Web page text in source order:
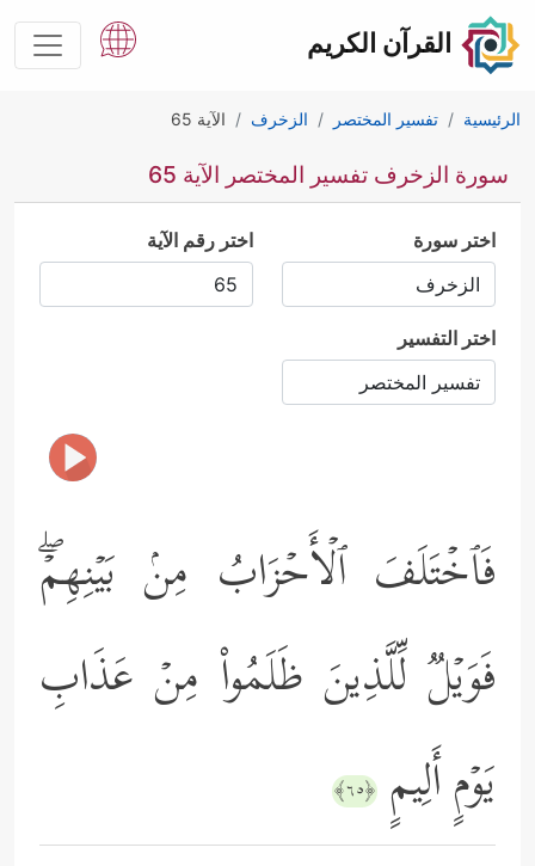
القرآن الكريم
الرئيسية تفسير المختصر الزخرف الآية 65
سورة الزخرف تفسير المختصر الآية 65
اختر سورة اختر رقم الآية
اختر التفسير
فَٱخۡتَلَفَ ٱلۡأَحۡزَابُ مِنۢ بَیۡنِهِمۡۖ
فَوَیۡلࣱ لِّلَّذِینَ ظَلَمُواْ مِنۡ عَذَابِ
یَوۡمٍ أَلِیمٍ ﴿٦٥﴾